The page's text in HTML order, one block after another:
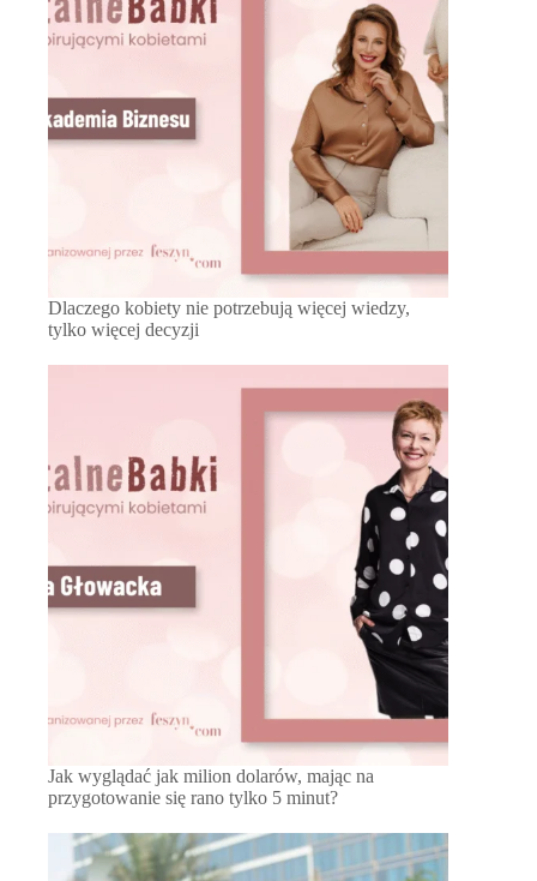
Dlaczego kobiety nie potrzebują więcej wiedzy,
tylko więcej decyzji
Jak wyglądać jak milion dolarów, mając na
przygotowanie się rano tylko 5 minut?